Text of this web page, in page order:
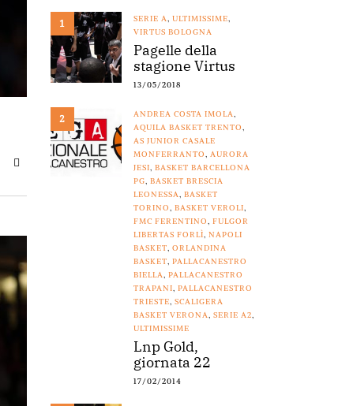
1 SERIE A, ULTIMISSIME,
VIRTUS BOLOGNA
Pagelle della
stagione Virtus
13/05/2018
2 ANDREA COSTA IMOLA,
AQUILA BASKET TRENTO,
AS JUNIOR CASALE
MONFERRANTO, AURORA
JESI, BASKET BARCELLONA
PG, BASKET BRESCIA
LEONESSA, BASKET
TORINO, BASKET VEROLI,
FMC FERENTINO, FULGOR
LIBERTAS FORLÌ, NAPOLI
BASKET, ORLANDINA
BASKET, PALLACANESTRO
BIELLA, PALLACANESTRO
TRAPANI, PALLACANESTRO
TRIESTE, SCALIGERA
BASKET VERONA, SERIE A2,
ULTIMISSIME
Lnp Gold,
giornata 22
17/02/2014